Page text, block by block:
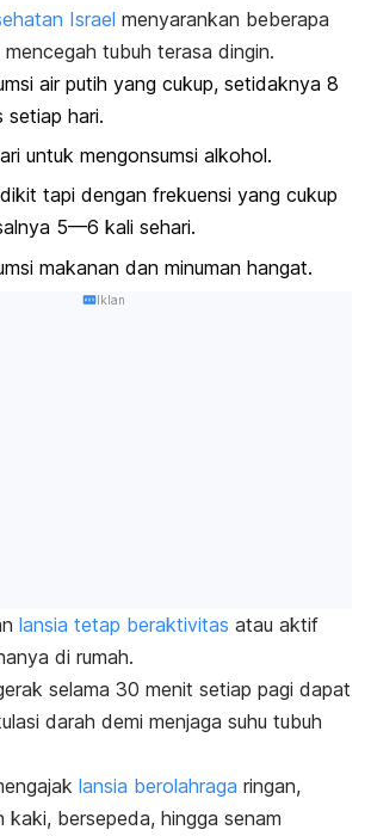
Israel menyarankan beberapa
tubuh terasa dingin.
air putih yang cukup, setidaknya 8
hari.
untuk mengonsumsi alkohol.
tapi dengan frekuensi yang cukup
5—6 kali sehari.
makanan dan minuman hangat.
Iklan
lansia tetap beraktivitas atau aktif
di rumah.
selama 30 menit setiap pagi dapat
darah demi menjaga suhu tubuh
lansia berolahraga ringan,
kaki, bersepeda, hingga senam